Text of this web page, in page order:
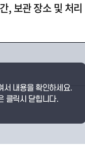
, 보관 장소 및 처리